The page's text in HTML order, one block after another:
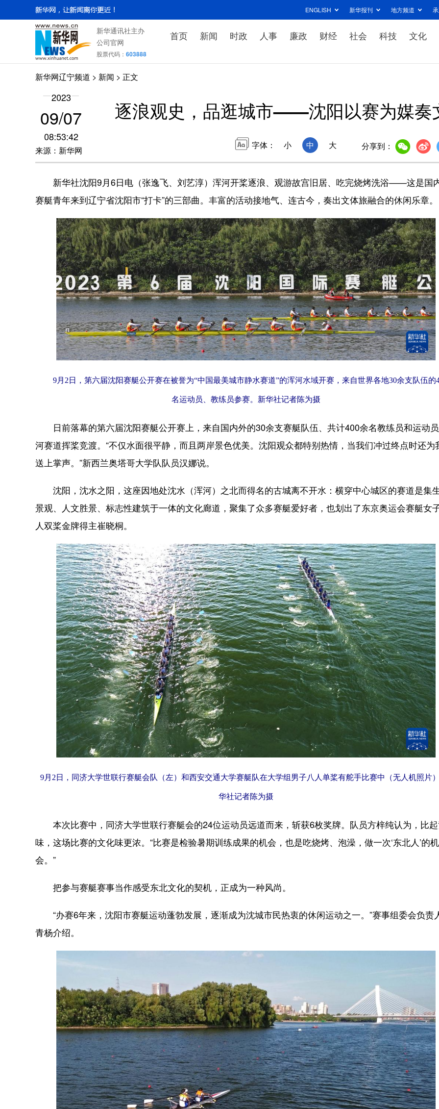
ENGLISH 新华报刊 地方频道
新华通讯社主办
公司官网
股票代码： 603888
首页 新闻 时政 人事 廉政 财经 社会 科技 文化
新华网辽宁频道 > 新闻 > 正文
2023
09/07
08:53:42
来源：新华网
逐浪观史，品逛城市——沈阳以赛为媒奏
字体： 小 中 大 分享到：
新华社沈阳9月6日电（张逸飞、刘艺淳）浑河开桨逐浪、观游故宫旧居、吃完烧烤洗浴——这是国
赛艇青年来到辽宁省沈阳市“打卡”的三部曲。丰富的活动接地气、连古今，奏出文体旅融合的休闲乐章。
9月2日， 第六届沈阳赛艇公开赛在被誉为“中国最美城市静水赛道”的浑河水域开赛，来自世界各地30余支队伍的
名运动员、教练员参赛。 新华社记者陈为摄
日前落幕的第六届沈阳赛艇公开赛上，来自国内外的30余支赛艇队伍、共计400余名教练员和运动
河赛道挥桨竞渡。“不仅水面很平静，而且两岸景色优美。沈阳观众都特别热情，当我们冲过终点时还为
送上掌声。”新西兰奥塔哥大学队队员汉娜说。
沈阳，沈水之阳，这座因地处沈水（浑河）之北而得名的古城离不开水：横穿中心城区的赛道是集
景观、人文胜景、标志性建筑于一体的文化廊道，聚集了众多赛艇爱好者，也划出了东京奥运会赛艇女
人双桨金牌得主崔晓桐。
9月2日，同济大学世联行赛艇会队（左）和西安交通大学赛艇队在大学组男子八人单桨有舵手比赛中（无人机照片
华社记者陈为摄
本次比赛中，同济大学世联行赛艇会的24位运动员远道而来，斩获6枚奖牌。队员方梓纯认为，比
味，这场比赛的文化味更浓。“比赛是检验暑期训练成果的机会，也是吃烧烤、泡澡，做一次‘东北人’的机
会。”
把参与赛艇赛事当作感受东北文化的契机，正成为一种风尚。
“办赛6年来，沈阳市赛艇运动蓬勃发展，逐渐成为沈城市民热衷的休闲运动之一。”赛事组委会负责
青杨介绍。